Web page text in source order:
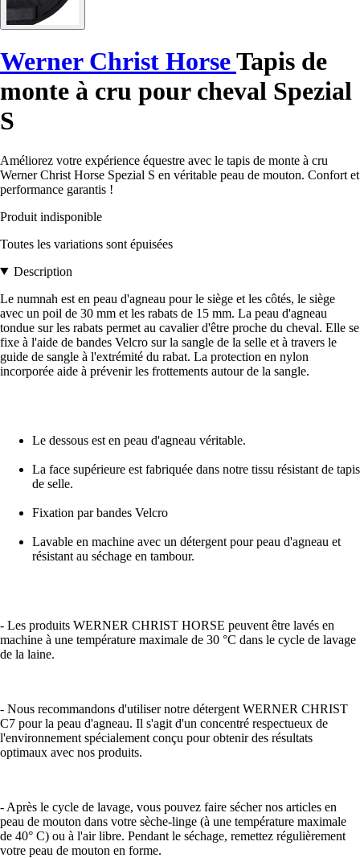
Werner Christ HorseTapis de
monte à cru pour cheval Spezial
S
Améliorez votre expérience équestre avec le tapis de monte à cru
Werner Christ Horse Spezial S en véritable peau de mouton. Confort et
performance garantis !
Produit indisponible
Toutes les variations sont épuisées
Description
Le numnah est en peau d'agneau pour le siège et les côtés, le siège
avec un poil de 30 mm et les rabats de 15 mm. La peau d'agneau
tondue sur les rabats permet au cavalier d'être proche du cheval. Elle se
fixe à l'aide de bandes Velcro sur la sangle de la selle et à travers le
guide de sangle à l'extrémité du rabat. La protection en nylon
incorporée aide à prévenir les frottements autour de la sangle.
Le dessous est en peau d'agneau véritable.
La face supérieure est fabriquée dans notre tissu résistant de tapis
de selle.
Fixation par bandes Velcro
Lavable en machine avec un détergent pour peau d'agneau et
résistant au séchage en tambour.
- Les produits WERNER CHRIST HORSE peuvent être lavés en
machine à une température maximale de 30 °C dans le cycle de lavage
de la laine.
- Nous recommandons d'utiliser notre détergent WERNER CHRIST
C7 pour la peau d'agneau. Il s'agit d'un concentré respectueux de
l'environnement spécialement conçu pour obtenir des résultats
optimaux avec nos produits.
- Après le cycle de lavage, vous pouvez faire sécher nos articles en
peau de mouton dans votre sèche-linge (à une température maximale
de 40° C) ou à l'air libre. Pendant le séchage, remettez régulièrement
votre peau de mouton en forme.